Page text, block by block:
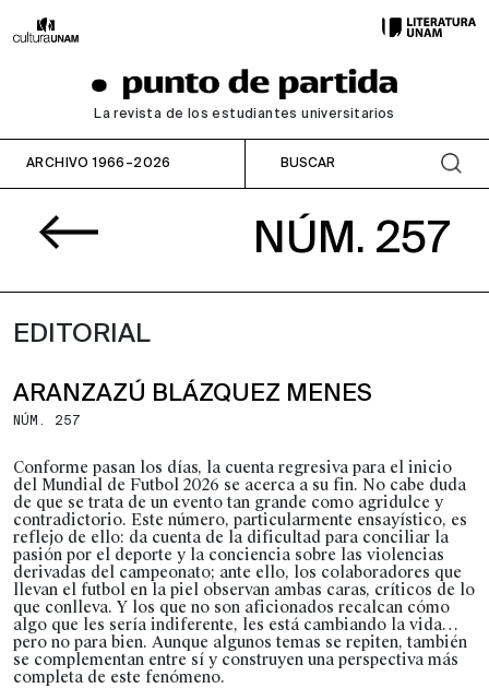
La revista de los estudiantes universitarios
ARCHIVO 1966–2026
NÚM. 257
EDITORIAL
ARANZAZÚ BLÁZQUEZ MENES
NÚM. 257
Conforme pasan los días, la cuenta regresiva para el inicio
del Mundial de Futbol 2026 se acerca a su fin. No cabe duda
de que se trata de un evento tan grande como agridulce y
contradictorio. Este número, particularmente ensayístico, es
reflejo de ello: da cuenta de la dificultad para conciliar la
pasión por el deporte y la conciencia sobre las violencias
derivadas del campeonato; ante ello, los colaboradores que
llevan el futbol en la piel observan ambas caras, críticos de lo
que conlleva. Y los que no son aficionados recalcan cómo
algo que les sería indiferente, les está cambiando la vida…
pero no para bien. Aunque algunos temas se repiten, también
se complementan entre sí y construyen una perspectiva más
completa de este fenómeno.